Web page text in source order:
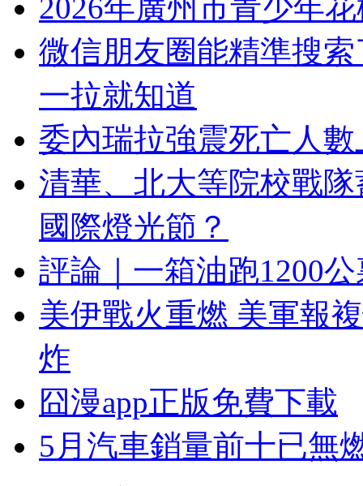
2026年廣州市青少年
微信朋友圈能精準搜
一拉就知道
委內瑞拉強震死亡人數
清華、北大等院校戰
國際燈光節？
評論｜一箱油跑1200
美伊戰火重燃 美軍報
炸
囧漫app正版免費下載
5月汽車銷量前十已無